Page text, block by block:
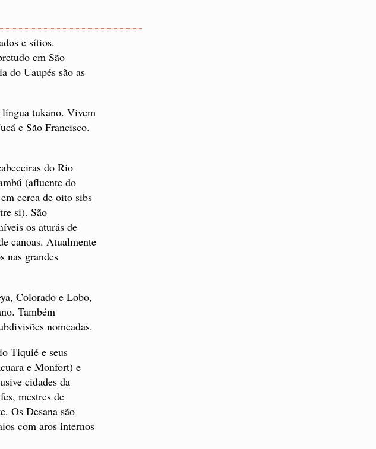
e sítios.
em São
do Uaupés são as
língua tukano. Vivem
e São Francisco.
do Rio
(afluente do
cerca de oito sibs
si). São
os aturás de
canoas. Atualmente
nas grandes
Colorado e Lobo,
Também
nomeadas.
Tiquié e seus
e Monfort) e
cidades da
mestres de
Os Desana são
com aros internos